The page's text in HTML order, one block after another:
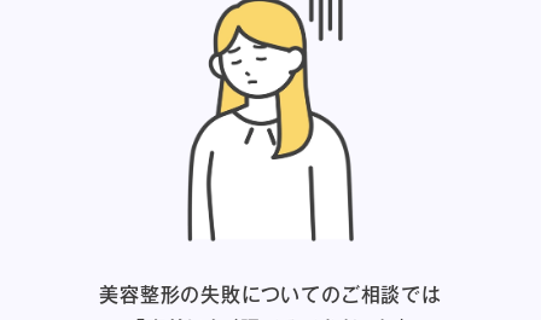
美容整形の失敗についてのご相談では